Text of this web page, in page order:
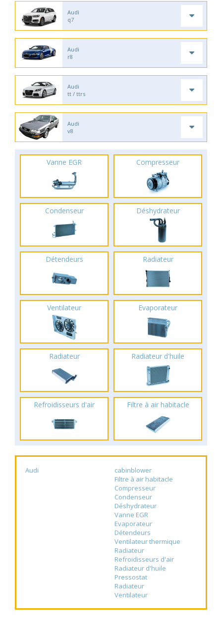
Audi
q7
Audi
r8
Audi
tt / ttrs
Audi
v8
Vanne EGR Compresseur
Condenseur Déshydrateur
Détendeurs Radiateur
Ventilateur Evaporateur
Radiateur Radiateur d'huile
Refroidisseurs d'air Filtre à air habitacle
Audi
cabinblower
Filtre à air habitacle
Compresseur
Condenseur
Déshydrateur
Vanne EGR
Evaporateur
Détendeurs
Ventilateur thermique
Radiateur
Refroidisseurs d'air
Radiateur d'huile
Pressostat
Radiateur
Ventilateur